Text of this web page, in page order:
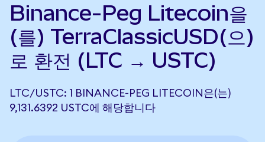
Binance-Peg Litecoin을
(를) TerraClassicUSD(으)
로 환전 (LTC → USTC)
LTC/USTC: 1 BINANCE-PEG LITECOIN은(는)
9,131.6392 USTC에 해당합니다